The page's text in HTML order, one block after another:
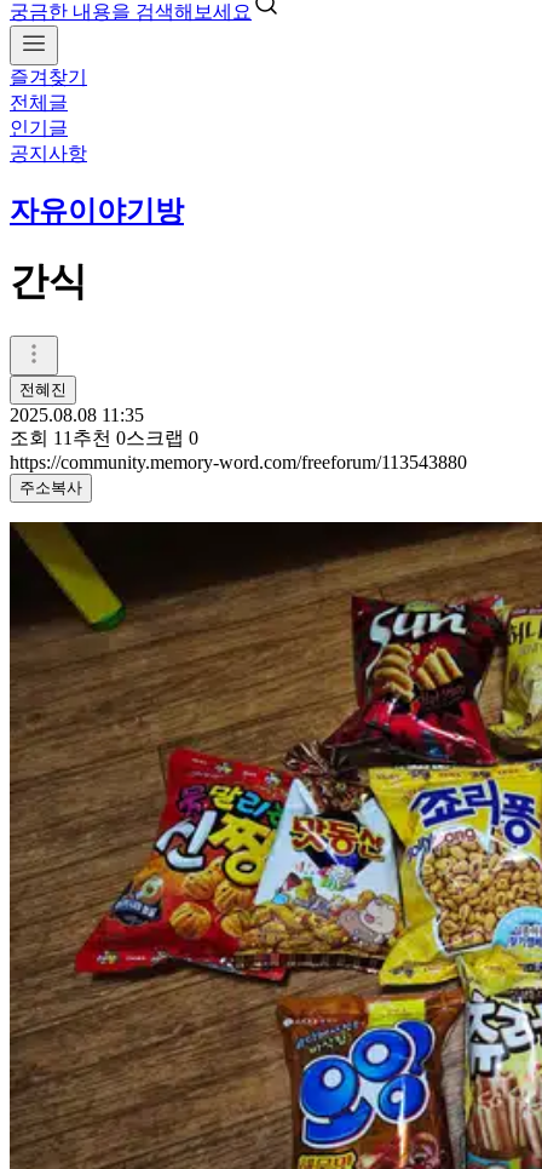
궁금한 내용을 검색해보세요
즐겨찾기
전체글
인기글
공지사항
자유이야기방
간식
전혜진
2025.08.08 11:35
조회 11 추천 0스크랩 0
https://community.memory-word.com/freeforum/113543880
주소복사